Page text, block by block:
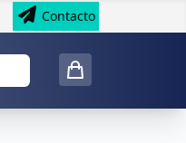
Contacto